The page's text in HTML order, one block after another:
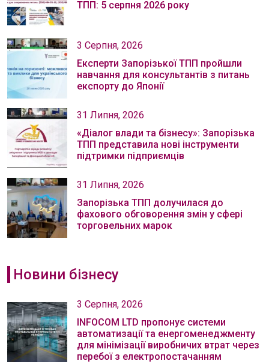
ТПП: 5 серпня 2026 року
3 Серпня, 2026
Експерти Запорізької ТПП пройшли
навчання для консультантів з питань
експорту до Японії
31 Липня, 2026
«Діалог влади та бізнесу»: Запорізька
ТПП представила нові інструменти
підтримки підприємців
31 Липня, 2026
Запорізька ТПП долучилася до
фахового обговорення змін у сфері
торговельних марок
Новини бізнесу
3 Серпня, 2026
INFOCOM LTD пропонує системи
автоматизації та енергоменеджменту
для мінімізації виробничих втрат через
перебої з електропостачанням